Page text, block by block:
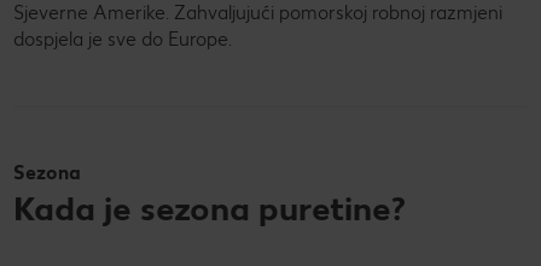
Sjeverne Amerike. Zahvaljujući pomorskoj robnoj razmjeni
dospjela je sve do Europe.
Sezona
Kada je sezona puretine?